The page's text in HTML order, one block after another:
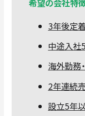
希望の会社特
3年後定
中途入社
海外勤務
2年連続
設立5年